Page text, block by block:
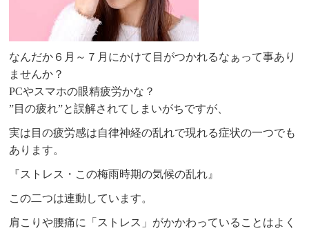
なんだか６月～７月にかけて目がつかれるなぁって事あり
ませんか？
PCやスマホの眼精疲労かな？
”目の疲れ”と誤解されてしまいがちですが、
実は目の疲労感は自律神経の乱れで現れる症状の一つでも
あります。
『ストレス・この梅雨時期の気候の乱れ』
この二つは連動しています。
肩こりや腰痛に「ストレス」がかかわっていることはよく